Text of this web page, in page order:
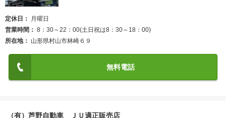
定休日
月曜日
営業時間
8：30～22：00(土日祝は8：30～18：00)
所在地
山形県村山市林崎６９
無料電話
（有）芦野自動車 ＪＵ適正販売店